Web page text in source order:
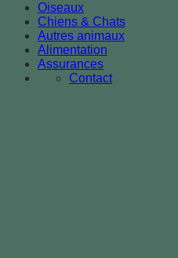
Oiseaux
Chiens & Chats
Autres animaux
Alimentation
Assurances
Contact